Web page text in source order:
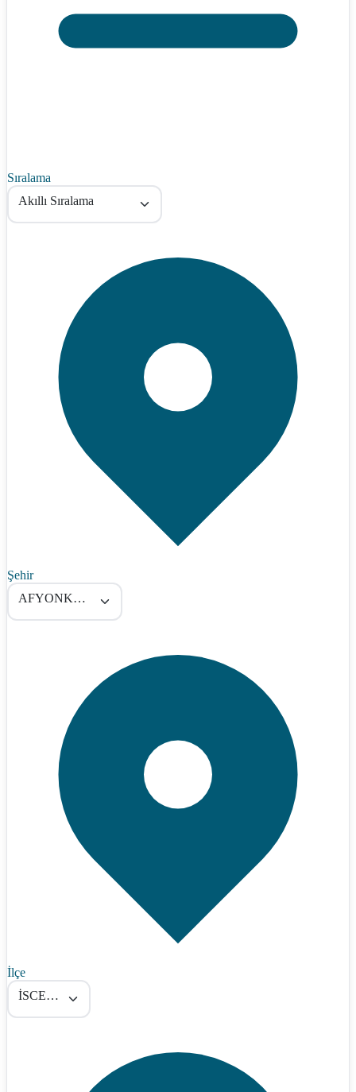
Sıralama
Akıllı Sıralama
Şehir
AFYONKARAHİSAR
İlçe
İSCEHİSAR